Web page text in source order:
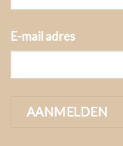
E-mail adres